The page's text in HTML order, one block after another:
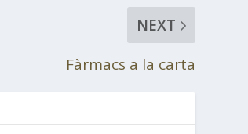
NEXT
Fàrmacs a la carta